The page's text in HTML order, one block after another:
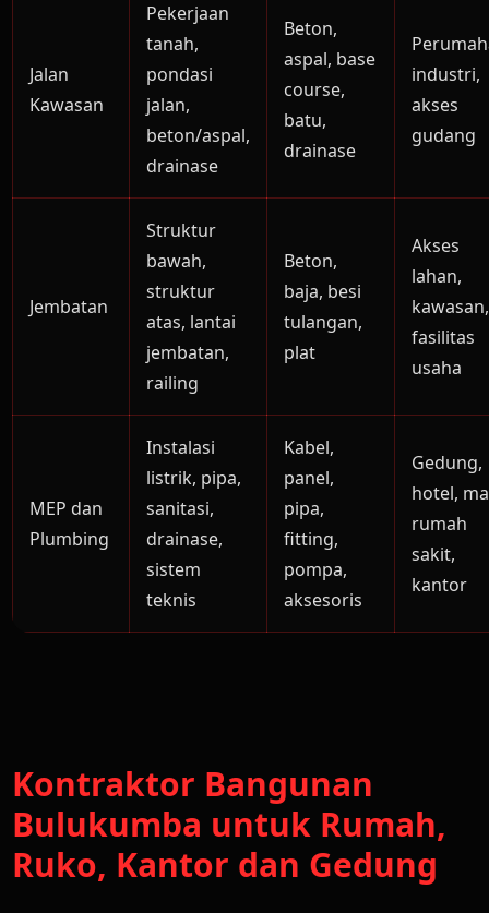
Jalan
Kawasan
Pekerjaan
tanah,
pondasi
jalan,
beton/aspal,
drainase
Beton,
aspal, base
course,
batu,
drainase
industri,
akses
gudang
Jembatan
Struktur
bawah,
struktur
atas, lantai
jembatan,
railing
Beton,
baja, besi
tulangan,
plat
Akses
lahan,
kawasan,
fasilitas
usaha
MEP dan
Plumbing
Instalasi
listrik, pipa,
sanitasi,
drainase,
sistem
teknis
Kabel,
panel,
pipa,
fitting,
pompa,
aksesoris
Gedung,
hotel,
rumah
sakit,
kantor
Kontraktor Bangunan
Bulukumba untuk Rumah,
Ruko, Kantor dan Gedung